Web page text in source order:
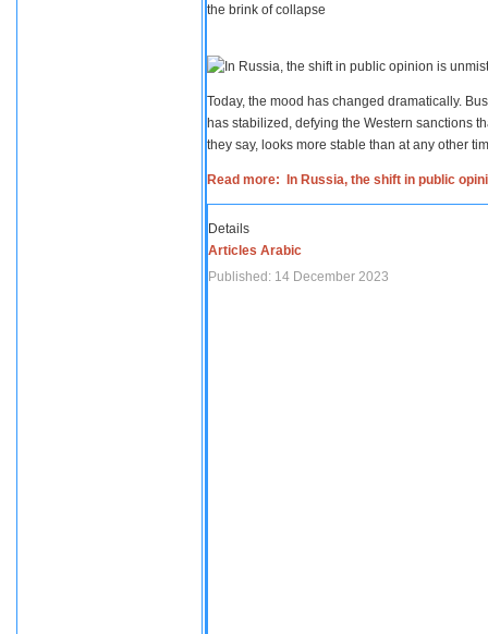
the brink of collapse
Today, the mood has changed dramatically.
has stabilized, defying the Western sanctions
they say, looks more stable than at any other
Read more: In Russia, the shift in public
Details
Articles Arabic
Published: 14 December 2023